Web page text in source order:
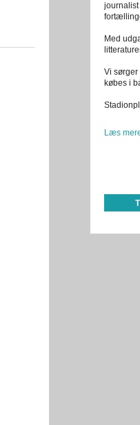
journalist
Med
Vi sørger
købes i
Læs